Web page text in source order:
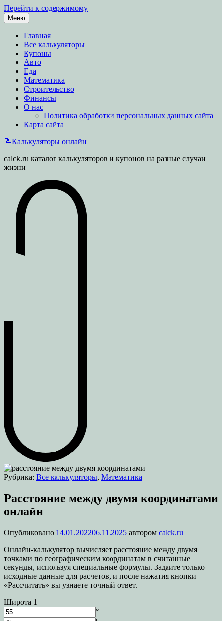
Перейти к содержимому
Меню
Главная
Все калькуляторы
Купоны
Авто
Еда
Математика
Строительство
Финансы
О нас
Политика обработки персональных данных сайта
Карта сайта
📝Калькуляторы онлайн
calck.ru каталог калькуляторов и купонов на разные случаи
жизни
Рубрика: Все калькуляторы, Математика
Расстояние между двумя координатами
онлайн
Опубликовано 14.01.202206.11.2025 автором calck.ru
Онлайн-калькулятор вычисляет расстояние между двумя
точками по географическим координатам в считанные
секунды, используя специальные формулы. Задайте только
исходные данные для расчетов, и после нажатия кнопки
«Рассчитать» вы узнаете точный ответ.
Широта 1
°